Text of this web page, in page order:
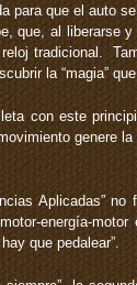
para que el auto
que, al liberarse y
tradicional.
la “magia”
con este
genere
Aplicadas”
energía-motor
que pedalear”.